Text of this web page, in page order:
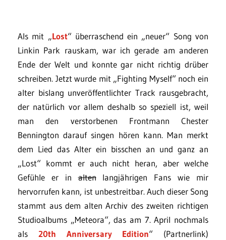
Als mit „Lost“ überraschend ein „neuer“ Song von
Linkin Park rauskam, war ich gerade am anderen
Ende der Welt und konnte gar nicht richtig drüber
schreiben. Jetzt wurde mit „Fighting Myself“ noch ein
alter bislang unveröffentlichter Track rausgebracht,
der natürlich vor allem deshalb so speziell ist, weil
man den verstorbenen Frontmann Chester
Bennington darauf singen hören kann. Man merkt
dem Lied das Alter ein bisschen an und ganz an
„Lost“ kommt er auch nicht heran, aber welche
Gefühle er inaltenlangjährigen Fans wie mir
hervorrufen kann, ist unbestreitbar. Auch dieser Song
stammt aus dem alten Archiv des zweiten richtigen
Studioalbums „Meteora“, das am 7. April nochmals
als 20th Anniversary Edition“ (Partnerlink)